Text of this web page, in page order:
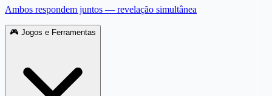
Ambos respondem juntos — revelação simultânea
🎮 Jogos e Ferramentas